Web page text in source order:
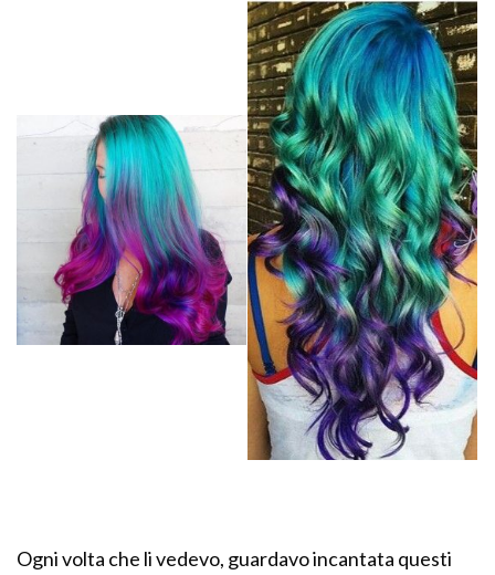
Ogni volta che li vedevo, guardavo incantata questi